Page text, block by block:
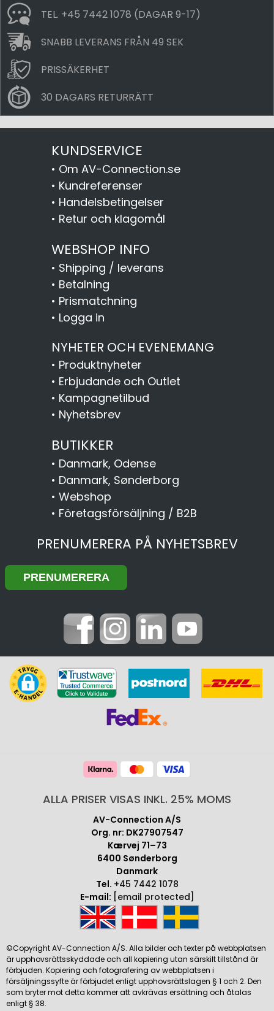
TEL. +45 7442 1078 (DAGAR 9-17)
SNABB LEVERANS FRÅN 49 SEK
PRISSÄKERHET
30 DAGARS RETURRÄTT
KUNDSERVICE
• Om AV-Connection.se
• Kundreferenser
• Handelsbetingelser
• Retur och klagomål
WEBSHOP INFO
• Shipping / leverans
• Betalning
• Prismatchning
• Logga in
NYHETER OCH EVENEMANG
• Produktnyheter
• Erbjudande och Outlet
• Kampagnetilbud
• Nyhetsbrev
BUTIKKER
• Danmark, Odense
• Danmark, Sønderborg
• Webshop
• Företagsförsäljning / B2B
PRENUMERERA PÅ NYHETSBREV
ALLA PRISER VISAS INKL. 25% MOMS
AV-Connection A/S
Org. nr: DK27907547
Kærvej 71–73
6400 Sønderborg
Danmark
Tel. +45 7442 1078
E-mail: [email protected]
©Copyright AV-Connection A/S. Alla bilder och texter på webbplatsen
är upphovsrättsskyddade och all kopiering utan särskilt tillstånd är
förbjuden. Kopiering och fotografering av webbplatsen i
försäljningssyfte är förbjudet enligt upphovsrättslagen § 1 och 2. Den
som bryter mot detta kommer att avkrävas ersättning och åtalas
enligt § 38.